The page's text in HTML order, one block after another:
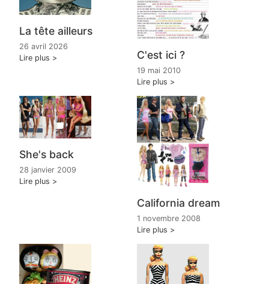
La tête ailleurs
26 avril 2026
Lire plus
C'est ici ?
19 mai 2010
Lire plus
She's back
28 janvier 2009
Lire plus
California dream
1 novembre 2008
Lire plus